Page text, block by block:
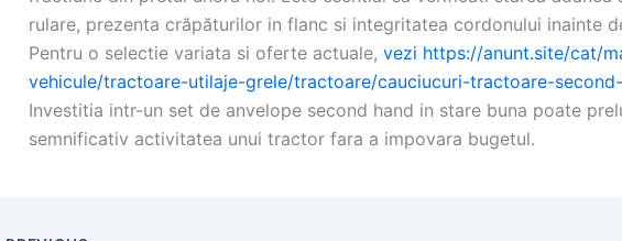
rulare, prezenta crăpăturilor in flanc si integritatea cordonului inainte
Pentru o selectie variata si oferte actuale, vezi https://anunt.site/cat/
vehicule/tractoare-utilaje-grele/tractoare/cauciucuri-tractoare-
Investitia intr-un set de anvelope second hand in stare buna poate
semnificativ activitatea unui tractor fara a impovara bugetul.